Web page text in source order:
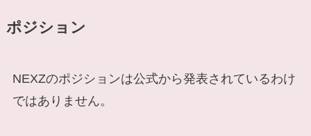
ポジション
NEXZのポジションは公式から発表されているわけ
ではありません。